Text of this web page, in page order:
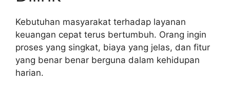
Kebutuhan masyarakat terhadap layanan
keuangan cepat terus bertumbuh. Orang ingin
proses yang singkat, biaya yang jelas, dan fitur
yang benar benar berguna dalam kehidupan
harian.